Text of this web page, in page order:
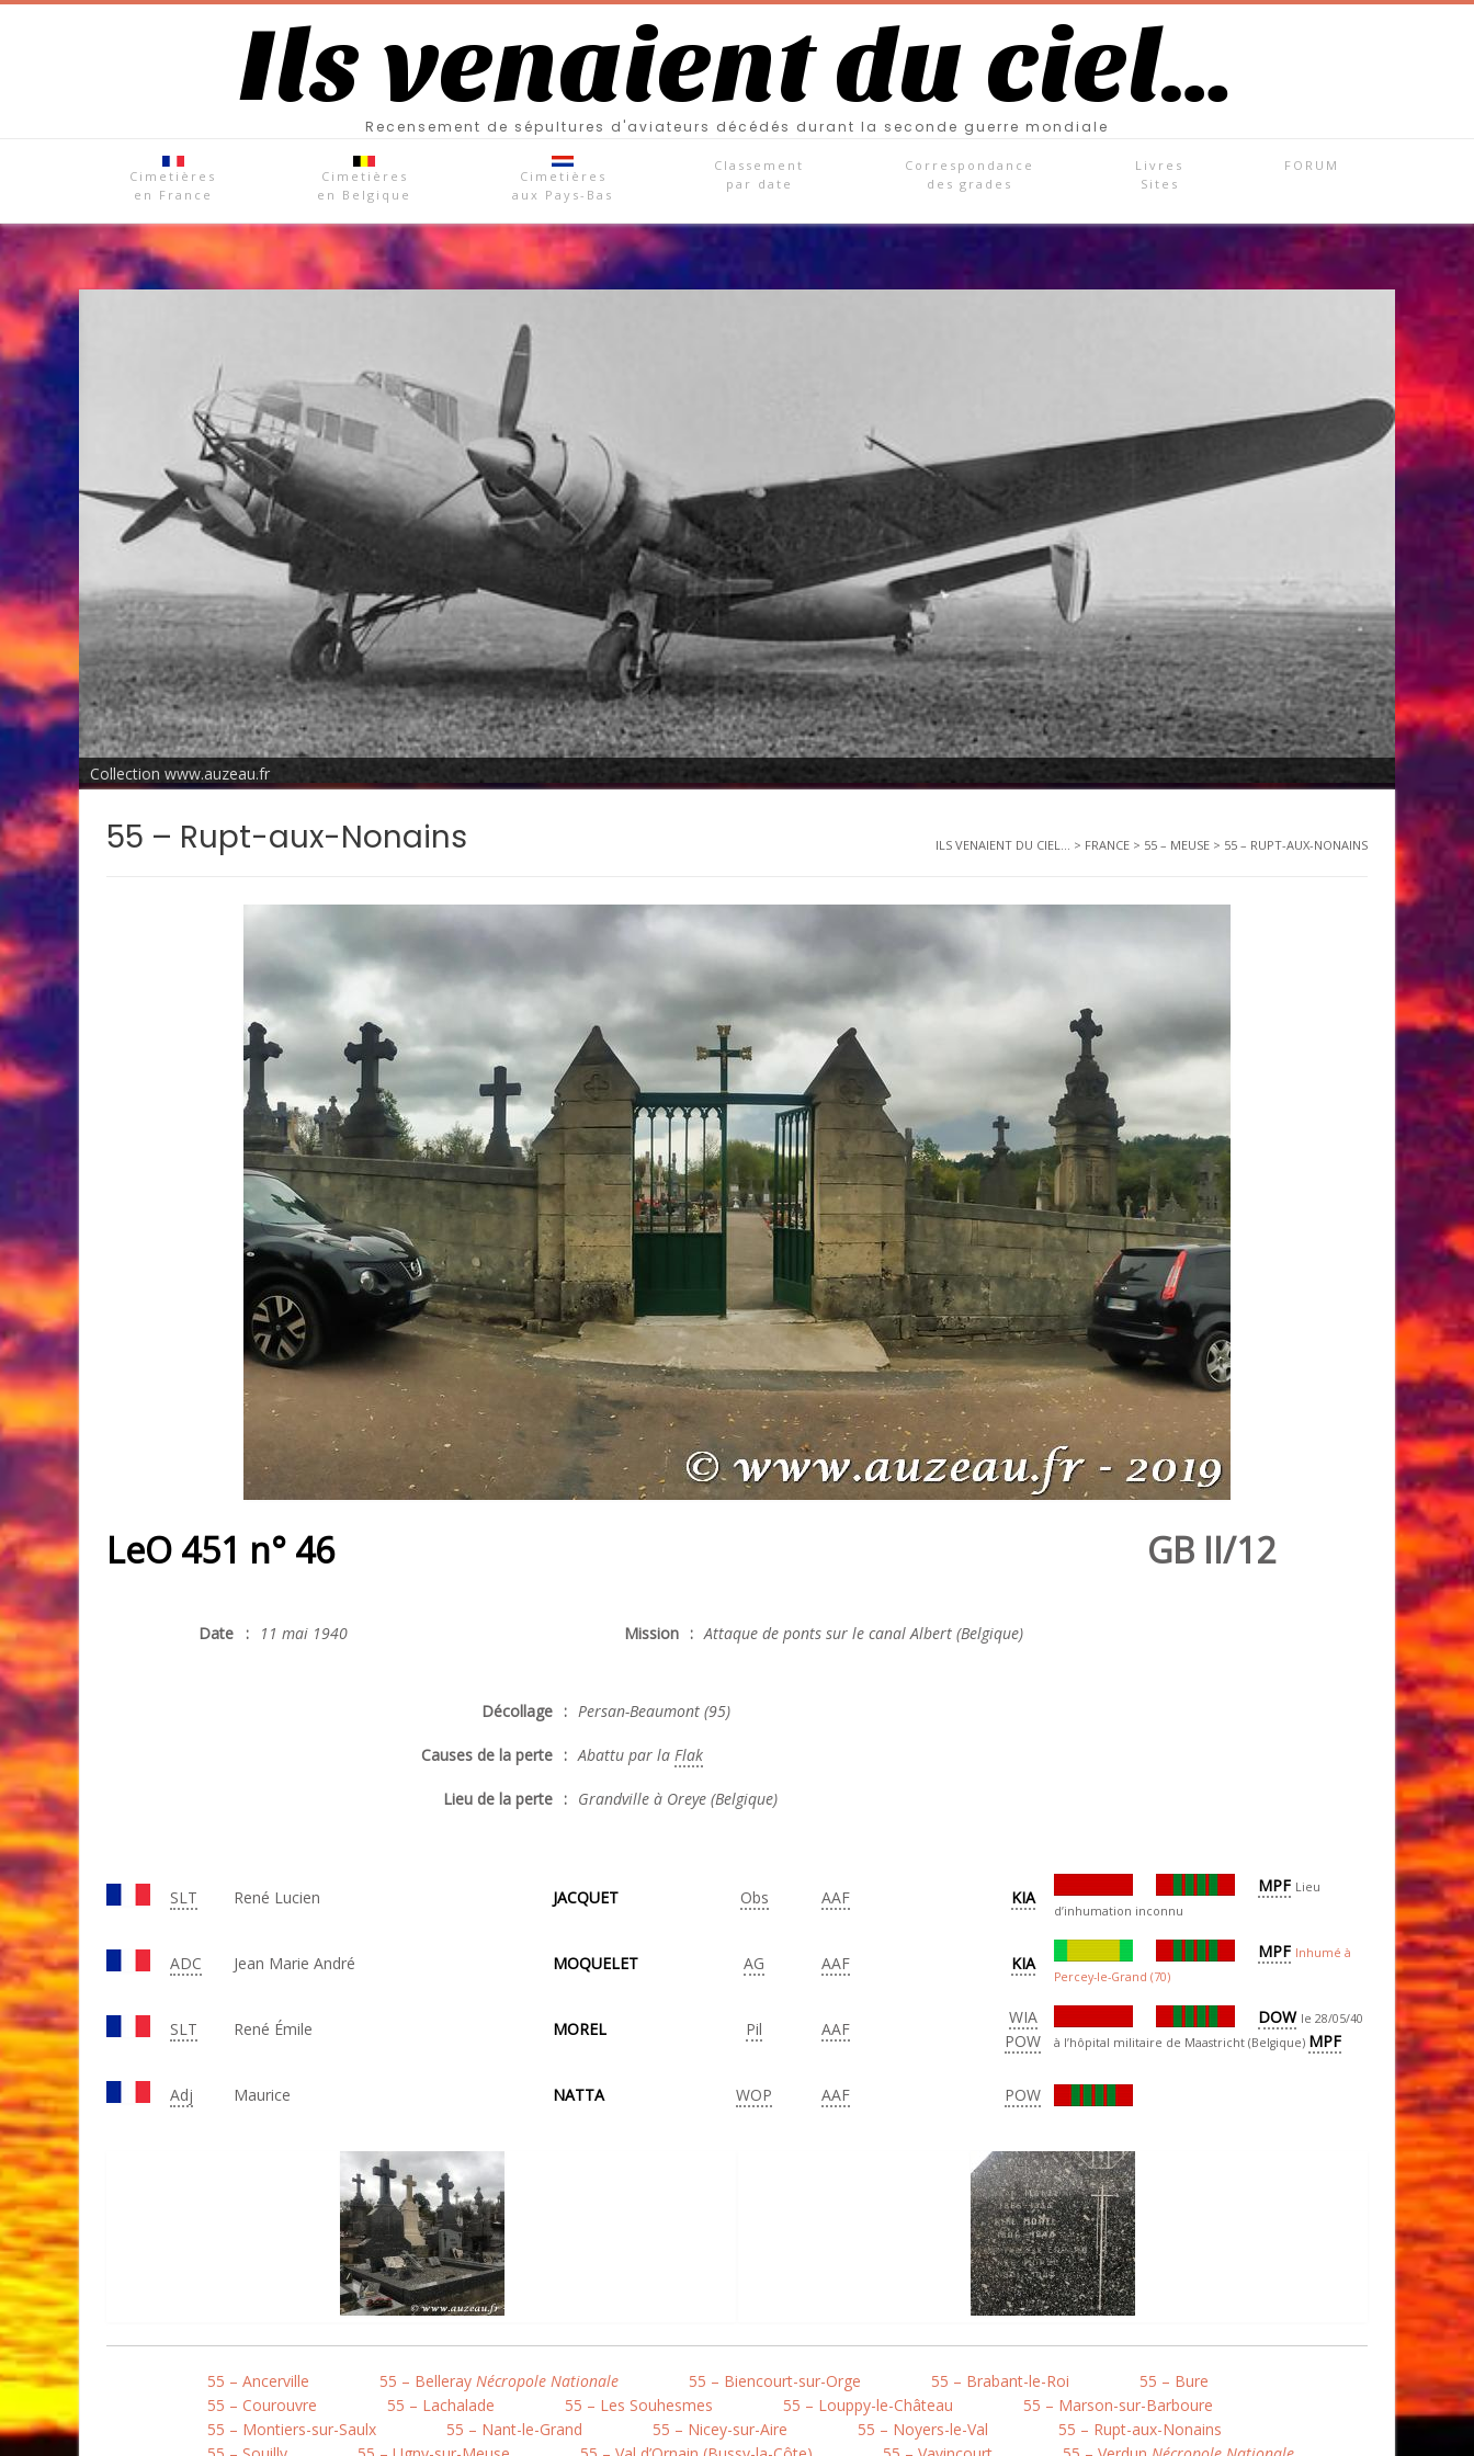
Ils venaient du ciel…
Recensement de sépultures d'aviateurs décédés durant la seconde guerre mondiale
Cimetières
en France
Cimetières
en Belgique
Cimetières
aux Pays-Bas
Classement
par date
Correspondance
des grades
Livres
Sites
FORUM
Collection www.auzeau.fr
55 – Rupt-aux-Nonains ILS VENAIENT DU CIEL... > FRANCE > 55 – MEUSE > 55 – RUPT-AUX-NONAINS
LeO 451 n° 46 GB II/12
Date : 11 mai 1940 Mission : Attaque de ponts sur le canal Albert (Belgique)
Décollage : Persan-Beaumont (95)
Causes de la perte : Abattu par la Flak
Lieu de la perte : Grandville à Oreye (Belgique)
SLT René Lucien JACQUET Obs AAF KIA
MPF Lieu
d’inhumation inconnu
ADC Jean Marie André MOQUELET AG AAF KIA
MPF Inhumé à
Percey-le-Grand (70)
SLT René Émile MOREL Pil AAF
WIA
POW
DOW le 28/05/40
à l’hôpital militaire de Maastricht (Belgique) MPF
Adj Maurice NATTA WOP AAF POW
55 – Ancerville 55 – Belleray Nécropole Nationale 55 – Biencourt-sur-Orge 55 – Brabant-le-Roi
55 – Bure
55 – Courouvre
55 – Lachalade 55 – Les Souhesmes 55 – Louppy-le-Château
55 – Marson-sur-Barboure
55 – Montiers-sur-Saulx
55 – Nant-le-Grand 55 – Nicey-sur-Aire 55 – Noyers-le-Val
55 – Rupt-aux-Nonains